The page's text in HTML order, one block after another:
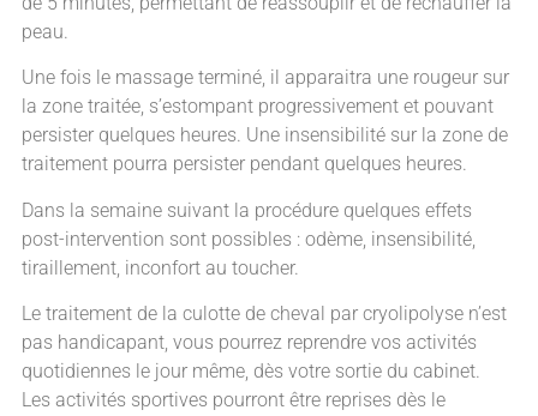
peau.
Une fois le massage terminé, il apparaitra une rougeur sur
la zone traitée, s’estompant progressivement et pouvant
persister quelques heures. Une insensibilité sur la zone de
traitement pourra persister pendant quelques heures.
Dans la semaine suivant la procédure quelques effets
post-intervention sont possibles : odème, insensibilité,
tiraillement, inconfort au toucher.
Le traitement de la culotte de cheval par cryolipolyse n’est
pas handicapant, vous pourrez reprendre vos activités
quotidiennes le jour même, dès votre sortie du cabinet.
Les activités sportives pourront être reprises dès le